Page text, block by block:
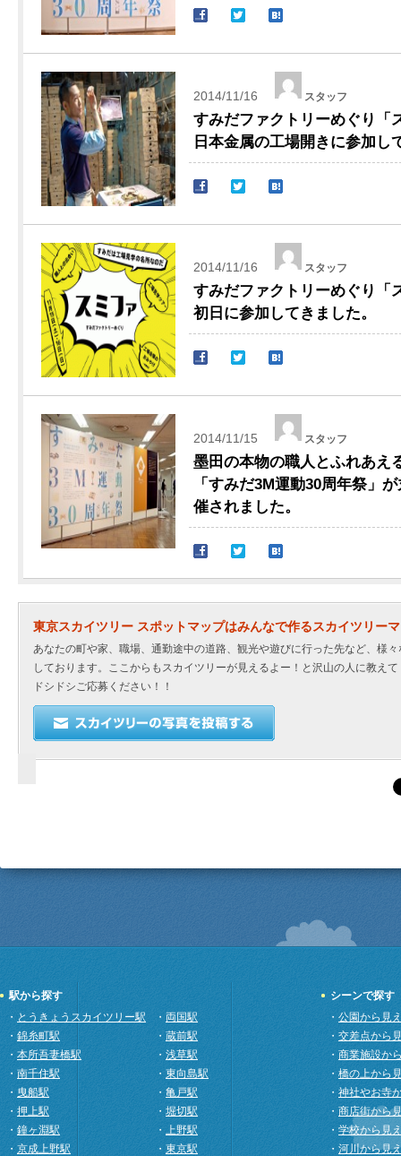
2014/11/16 スタッフ
すみだファクトリーめぐり「
日本金属の工場開きに参加し
2014/11/16 スタッフ
すみだファクトリーめぐり「
初日に参加してきました。
2014/11/15 スタッフ
墨田の本物の職人とふれあえ
「すみだ3M運動30周年祭」
催されました。
東京スカイツリー スポットマップはみんなで作るスカイツリー
あなたの町や家、職場、通勤途中の道路、観光や遊びに行った先など、様
しております。ここからもスカイツリーが見えるよー！と沢山の人に教え
ドシドシご応募ください！！
駅から探す
・ とうきょうスカイツリー駅 ・ 両国駅
・ 錦糸町駅 ・ 蔵前駅
・ 本所吾妻橋駅 ・ 浅草駅
・ 南千住駅 ・ 東向島駅
・ 曳船駅 ・ 亀戸駅
・ 押上駅 ・ 堀切駅
・ 鐘ヶ淵駅 ・
上野駅
・ 京成上野駅 ・ 東京駅
シーンで探す
・ 公園から見
・ 交差点から
・ 商業施設か
・ 橋の上から
・ 神社やお寺
・ 商店街から
・ 学校から見
・ 河川から見